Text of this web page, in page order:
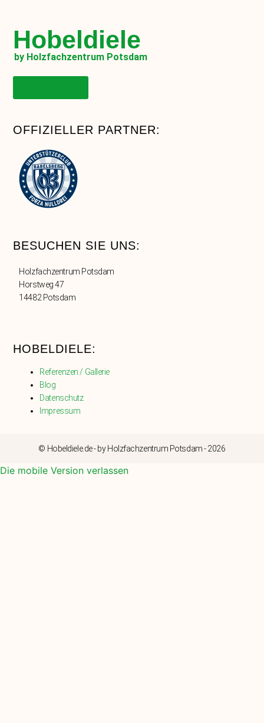
Hobeldiele
by Holzfachzentrum Potsdam
OFFIZIELLER PARTNER:
BESUCHEN SIE UNS:
Holzfachzentrum Potsdam
Horstweg 47
14482 Potsdam
HOBELDIELE:
Referenzen / Gallerie
Blog
Datenschutz
Impressum
© Hobeldiele.de - by Holzfachzentrum Potsdam - 2026
Die mobile Version verlassen